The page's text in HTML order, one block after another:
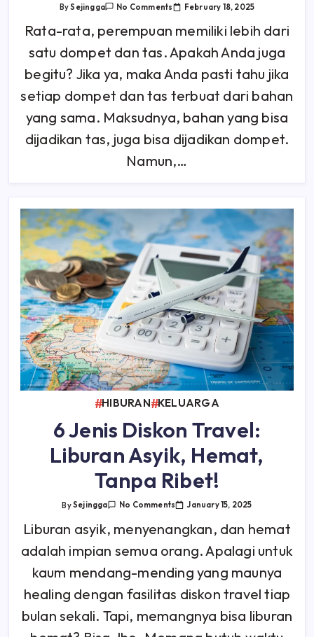
BySejingga No CommentsOn
Bahan
Dan
Tas,
Beda
Kulit
Perawatannya!
February 18, 2025
Rata-rata, perempuan memiliki lebih dari
satu dompet dan tas. Apakah Anda juga
begitu? Jika ya, maka Anda pasti tahu jika
setiap dompet dan tas terbuat dari bahan
yang sama. Maksudnya, bahan yang bisa
dijadikan tas, juga bisa dijadikan dompet.
Namun,…
HIBURAN KELUARGA
6 Jenis Diskon Travel:
Liburan Asyik, Hemat,
Tanpa Ribet!
BySejingga No CommentsOn
Diskon
Travel:
Liburan
Asyik,
Hemat,
Tanpa
January 15, 2025
Liburan asyik, menyenangkan, dan hemat
adalah impian semua orang. Apalagi untuk
kaum mendang-mending yang maunya
healing dengan fasilitas diskon travel tiap
bulan sekali. Tapi, memangnya bisa liburan